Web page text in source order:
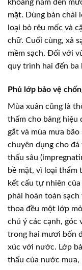
khoảng năm đến
mặt. Dùng bàn chải
loại bỏ rêu mốc và
chữ. Cuối cùng, xả
mềm sạch. Đối với
quy trình hai đến ba
Phủ lớp bảo vệ
Mùa xuân cũng là
thấm cho bảng hiệu
gắt và mùa mưa
chuyên dụng cho
thấu sâu
bề mặt, vì loại thẩm
kết cấu tự nhiên
phải hoàn toàn
thoa đều một lớp
chú ý các cạnh, góc
trong hai mươi bốn
xúc với nước. Lớp
thấu của nước mưa,